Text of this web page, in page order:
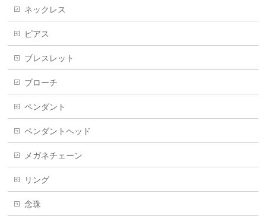
ネックレス
ピアス
ブレスレット
ブローチ
ペンダント
ペンダントヘッド
メガネチェーン
リング
念珠